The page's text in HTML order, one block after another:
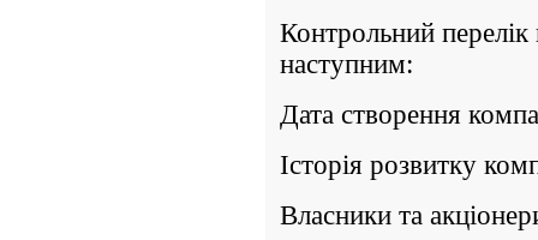
Контрольний перелік
наступним:
Дата створення
Історія розвитку
Власники та